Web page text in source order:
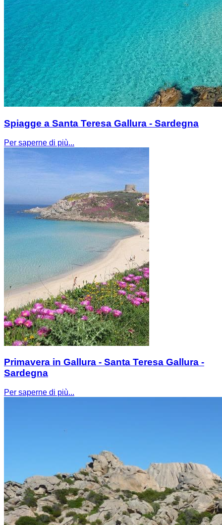
Spiagge a Santa Teresa Gallura - Sardegna
Per saperne di più...
Primavera in Gallura - Santa Teresa Gallura -
Sardegna
Per saperne di più...